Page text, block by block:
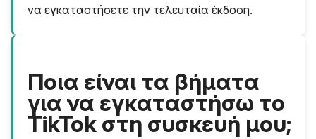
να εγκαταστήσετε την τελευταία έκδοση.
Ποια είναι τα βήματα
για να εγκαταστήσω το
TikTok στη συσκευή μου;